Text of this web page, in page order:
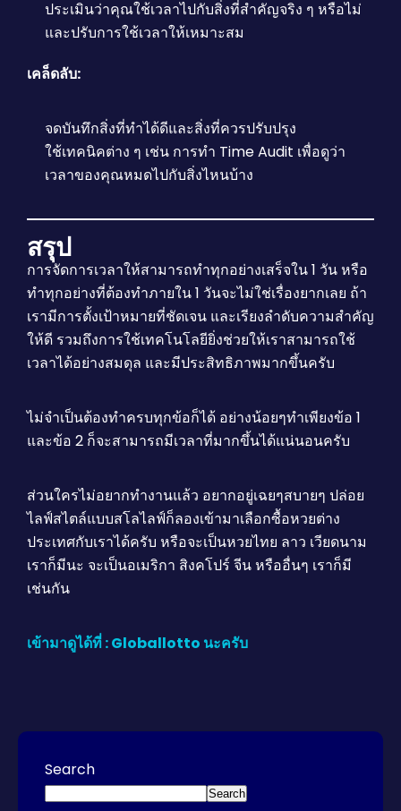
ประเมินว่าคุณใช้เวลาไปกับสิ่งที่สำคัญจริง ๆ หรือไม่
และปรับการใช้เวลาให้เหมาะสม
เคล็ดลับ:
จดบันทึกสิ่งที่ทำได้ดีและสิ่งที่ควรปรับปรุง
ใช้เทคนิคต่าง ๆ เช่น การทำ Time Audit เพื่อดูว่า
เวลาของคุณหมดไปกับสิ่งไหนบ้าง
สรุป
การจัดการเวลาให้สามารถทำทุกอย่างเสร็จใน 1 วัน หรือ
ทำทุกอย่างที่ต้องทำภายใน 1 วันจะไม่ใช่เรื่องยากเลย ถ้า
เรามีการตั้งเป้าหมายที่ชัดเจน และเรียงลำดับความสำคัญ
ให้ดี รวมถึงการใช้เทคโนโลยียิ่งช่วยให้เราสามารถใช้
เวลาได้อย่างสมดุล และมีประสิทธิภาพมากขึ้นครับ
ไม่จำเป็นต้องทำครบทุกข้อก็ได้ อย่างน้อยๆทำเพียงข้อ 1
และข้อ 2 ก็จะสามารถมีเวลาที่มากขึ้นได้แน่นอนครับ
ส่วนใครไม่อยากทำงานแล้ว อยากอยู่เฉยๆสบายๆ ปล่อย
ไลฟ์สไตล์แบบสโลไลฟ์ก็ลองเข้ามาเลือกซื้อหวยต่าง
ประเทศกับเราได้ครับ หรือจะเป็นหวยไทย ลาว เวียดนาม
เราก็มีนะ จะเป็นอเมริกา สิงคโปร์ จีน หรืออื่นๆ เราก็มี
เช่นกัน
เข้ามาดูได้ที่ : Globallotto นะครับ
Search
Search